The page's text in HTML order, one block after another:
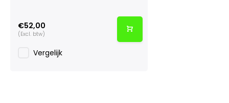
€52,00
(Excl. btw)
Vergelijk